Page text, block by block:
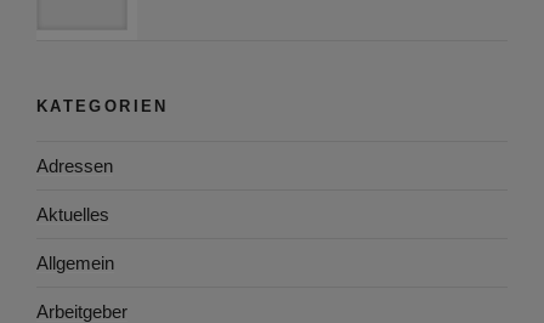
KATEGORIEN
Adressen
Aktuelles
Allgemein
Arbeitgeber